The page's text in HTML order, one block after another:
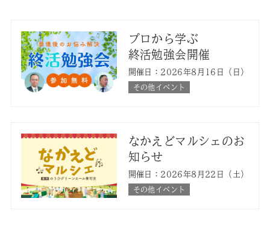
プロから学ぶ
終活勉強会開催
開催日：2026年8月16日（日）
その他イベント
なかえどマルシェのお
知らせ
開催日：2026年8月22日（土）
その他イベント